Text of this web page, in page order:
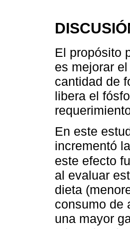
El propósito
es mejorar
cantidad de
libera el
En este
incrementó
este efecto
al evaluar
dieta
consumo de
una mayor